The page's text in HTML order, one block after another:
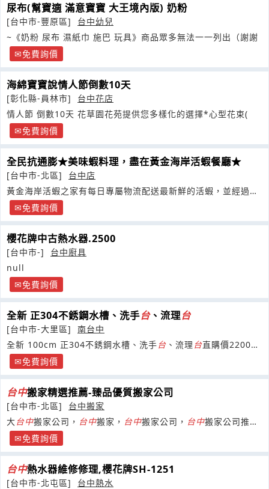
尿布(幫寶適 滿意寶寶 大王境內版) 奶粉
[台中市-豐原區]
台中幼兒
~《奶粉 尿布 濕紙巾 施巴 玩具》商品眾多無法一一列出（謝謝
免費詢價
海綿寶寶說情人節倒數10天
[彰化縣-員林市]
台中花店
情人節 倒數10天 花草園花苑提供您多樣化的選擇*心型花束(
免費詢價
全民抗通膨★美味蝦料理，盡在黃金海岸活蝦餐廳★
[台中市-北區]
台中店
黃金海岸活蝦之家有每日專屬物流配送最新鮮的活蝦，並經過嚴
格篩選後
免費詢價
櫻花牌中古熱水器.2500
[台中市-]
台中廚具
null
免費詢價
全新 正304不銹鋼水槽、洗手台、流理台
[台中市-大里區]
南台中
全新 100cm 正304不銹鋼水槽、洗手台 、流理 台直購價2200元
(不含運)
免費詢價
台中搬家精選推薦-臻品優質搬家公司
[台中市-北區]
台中搬家
大台中搬家公司， 台中搬家， 台中搬家公司， 台中搬家公司推
薦，台中搬家公司費用，
免費詢價
台中熱水器維修修理,櫻花牌SH-1251
[台中市-北屯區]
台中熱水